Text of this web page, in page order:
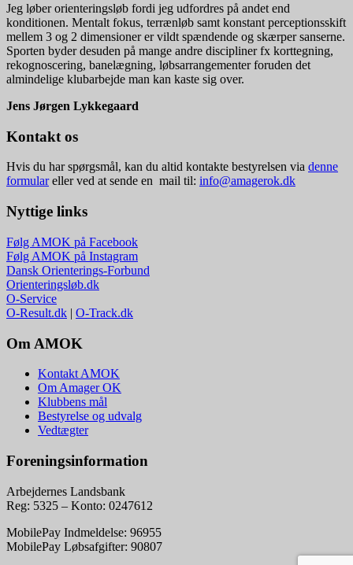
Jeg løber orienteringsløb fordi jeg udfordres på andet end
konditionen. Mentalt fokus, terrænløb samt konstant perceptionsskift
mellem 3 og 2 dimensioner er vildt spændende og skærper sanserne.
Sporten byder desuden på mange andre discipliner fx korttegning,
rekognoscering, banelægning, løbsarrangementer foruden det
almindelige klubarbejde man kan kaste sig over.
Jens Jørgen Lykkegaard
Kontakt os
Hvis du har spørgsmål, kan du altid kontakte bestyrelsen via denne
formulareller ved at sende en mail til: info@amagerok.dk
Nyttige links
Følg AMOK på Facebook
Følg AMOK på Instagram
Dansk Orienterings-Forbund
Orienteringsløb.dk
O-Service
O-Result.dk | O-Track.dk
Om AMOK
Kontakt AMOK
Om Amager OK
Klubbens mål
Bestyrelse og udvalg
Vedtægter
Foreningsinformation
Arbejdernes Landsbank
Reg: 5325 – Konto: 0247612
MobilePay Indmeldelse: 96955
MobilePay Løbsafgifter: 90807